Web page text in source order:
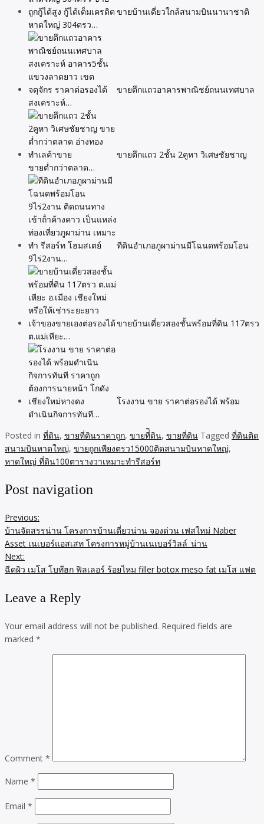
ขายบ้านเดี่ยวใกล้สนามบินนานาชาติ
หาดใหญ่ 304ตรว…
ขายตึกแถวอาคารพาณิชย์ถนนเทศบาล
สงเคราะห์…
ขายตึกแถว 2ชั้น 2คูหา วิเศษชัยชาญ
ขายต่ำกว่าตลาด…
ทีดินอําเภอภูผาม่านมีโฉนดพร้อมโอน
9ไร่2งาน…
ขายบ้านเดี่ยวสองชั้นพร้อมที่ดิน 117ตรว
ต.แม่เหียะ…
โรงงาน ขาย ราคาต่อรองได้ พร้อม
ดำเนินกิจการทันที…
Posted in ที่ดิน, ขายที่ดินราคาถูก, ขายที่ิดิน, ขายที่ดิน Tagged ที่ดินติด
สนามบินหาดใหญ่, ขายถูกเพียงตรว15000ติดสนามบินหาดใหญ่,
หาดใหญ่ ที่ดิน100ตารางวาเหมาะทำรีสอร์ท
Post navigation
Previous:
บ้านจัดสรรน่าน โครงการบ้านเดี่ยวน่าน จองด่วน เฟสใหม่ Naber
Asset เนเบอร์แอสเสท โครงการหมู่บ้านเนเบอร์วิลล์_น่าน
Next:
ฉีดผิว เมโส โบท๊ฮก ฟิลเลอร์ ร้อยไหม filler botox meso fat เมโส แฟต
Leave a Reply
Your email address will not be published. Required fields are
marked *
Comment *
Name *
Email *